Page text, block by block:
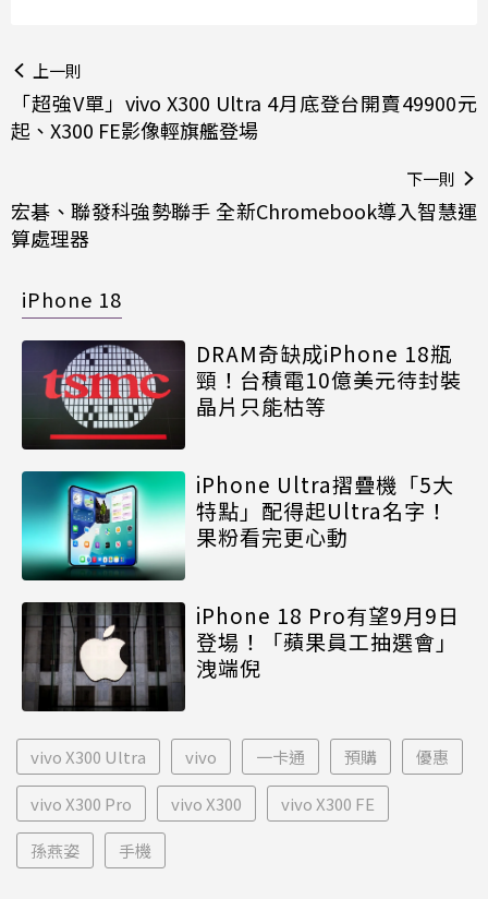
上一則
「超強V單」vivo X300 Ultra 4月底登台開賣49900元
起、X300 FE影像輕旗艦登場
下一則
宏碁、聯發科強勢聯手 全新Chromebook導入智慧運
算處理器
iPhone 18
DRAM奇缺成iPhone 18瓶
頸！台積電10億美元待封裝
晶片只能枯等
iPhone Ultra摺疊機「5大
特點」配得起Ultra名字！
果粉看完更心動
iPhone 18 Pro有望9月9日
登場！「蘋果員工抽選會」
洩端倪
vivo X300 Ultra vivo 一卡通 預購 優惠
vivo X300 Pro vivo X300 vivo X300 FE
孫燕姿 手機